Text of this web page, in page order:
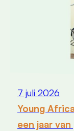
7 juli 2026
Young
een jaar